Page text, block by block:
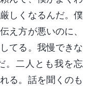
しくなるんだ。僕
え方が悪いのに、
てる。我慢できな
。二人とも我を忘
る。話を聞くのも